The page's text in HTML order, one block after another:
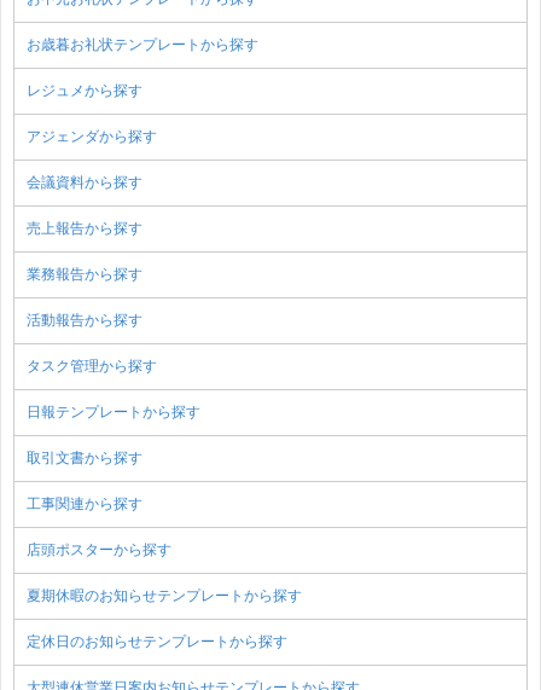
お歳暮お礼状テンプレートから探す
レジュメから探す
アジェンダから探す
会議資料から探す
売上報告から探す
業務報告から探す
活動報告から探す
タスク管理から探す
日報テンプレートから探す
取引文書から探す
工事関連から探す
店頭ポスターから探す
夏期休暇のお知らせテンプレートから探す
定休日のお知らせテンプレートから探す